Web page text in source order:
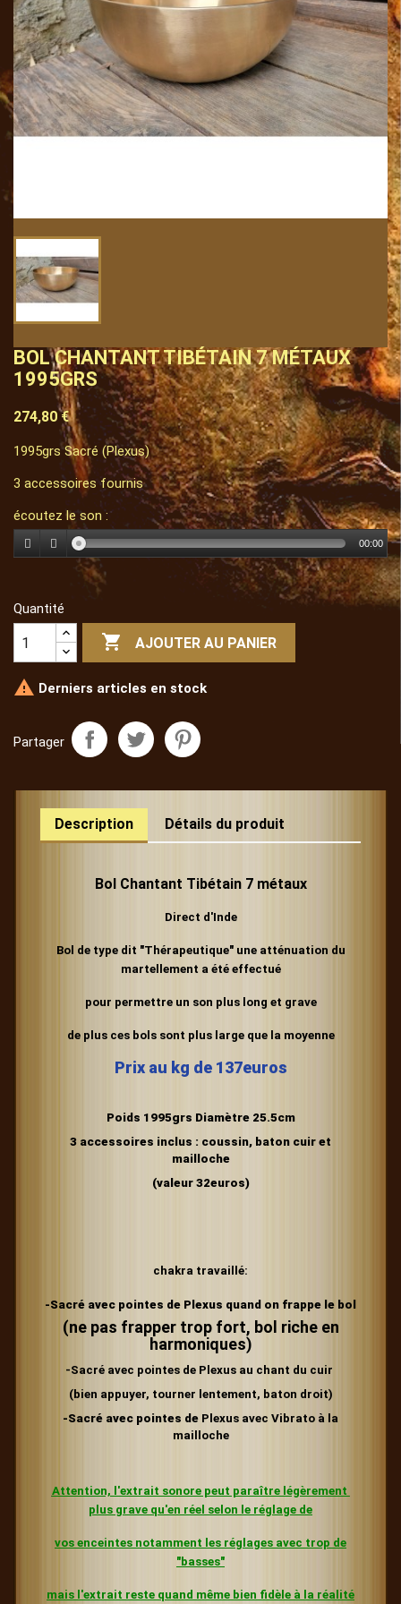
BOL CHANTANT TIBÉTAIN 7 MÉTAUX
1995GRS
274,80 €
1995grs Sacré (Plexus)
3 accessoires fournis
écoutez le son :
00:00
Quantité
 AJOUTER AU PANIER
 Derniers articles en stock
Partager
Description Détails du produit
Bol Chantant Tibétain 7 métaux
Direct d'Inde
Bol de type dit "Thérapeutique" une atténuation du
martellement a été effectué
pour permettre un son plus long et grave
de plus ces bols sont plus large que la moyenne
Prix au kg de 137euros
Poids 1995grs Diamètre 25.5cm
3 accessoires inclus : coussin, baton cuir et
mailloche
(valeur 32euros)
chakra travaillé:
-Sacré avec pointes de Plexus quand on frappe le bol
(ne pas frapper trop fort, bol riche en
harmoniques)
-Sacré avec pointes de Plexus au chant du cuir
(bien appuyer, tourner lentement, baton droit)
-Sacré avec pointes de Plexus avec Vibrato à la
mailloche
Attention, l'extrait sonore peut paraître légèrement
plus grave qu'en réel selon le réglage de
vos enceintes notamment les réglages avec trop de
"basses"
mais l'extrait reste quand même bien fidèle à la réalité